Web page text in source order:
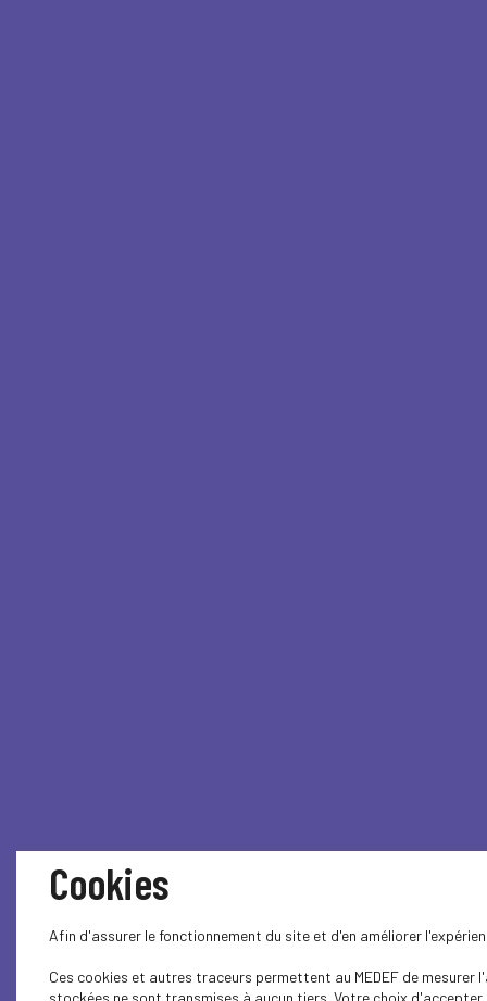
Cookies
Afin d'assurer le fonctionnement du site et d'en améliorer
Ces cookies et autres traceurs permettent au MEDEF de
stockées ne sont transmises à aucun tiers. Votre choix